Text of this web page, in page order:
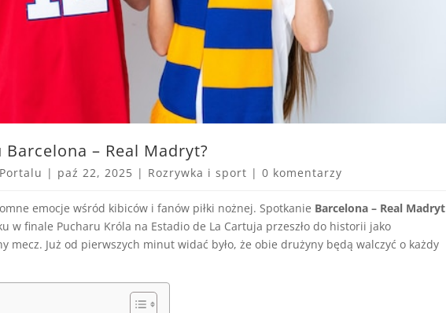
Barcelona – Real Madryt?
| paź 22, 2025 | Rozrywka i sport | 0 komentarzy
emocje wśród kibiców i fanów piłki nożnej. Spotkanie Barcelona – Real Madryt
w finale Pucharu Króla na Estadio de La Cartuja przeszło do historii jako
mecz. Już od pierwszych minut widać było, że obie drużyny będą walczyć o każdy